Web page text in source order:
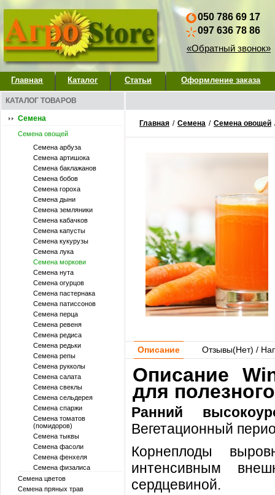
050 786 69 17
097 636 78 86
«Обратный звонок»
Главная Каталог Статьи Оформление заказа
КАТАЛОГ ТОВАРОВ
Семена
Семена овощей
Семена арбуза
Семена артишока
Семена баклажанов
Семена бобов
Семена гороха
Семена дыни
Семена земляники
Семена кабачков
Семена капусты
Семена кукурузы
Семена лука
Семена моркови
Семена нута
Семена огурцов
Семена пастернака
Семена патиссонов
Семена перца
Семена ревеня
Семена редиса
Семена редьки
Семена репы
Семена рукколы
Семена салата
Семена свеклы
Семена сельдерея
Семена спаржи
Семена томатов
(помидоров)
Семена тыквы
Семена фасоли
Семена фенхеля
Семена физалиса
Семена цветов
Семена пряных трав
Главная / Семена / Семена овощей
Описание Отзывы(Нет) /
Описание
для
Ранний
Вегетационный
Корнеплоды
интенсивным
сердцевиной.